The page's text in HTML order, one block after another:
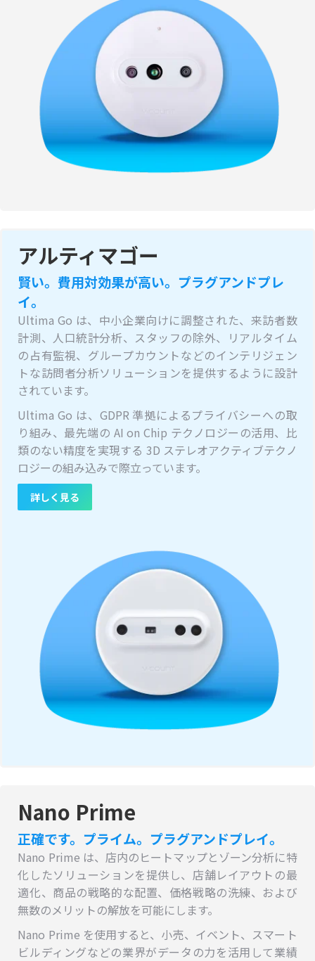
アルティマゴー
賢い。費用対効果が高い。プラグアンドプレ
イ。
Ultima Go は、中小企業向けに調整された、来訪者数
計測、人口統計分析、スタッフの除外、リアルタイム
の占有監視、グループカウントなどのインテリジェン
トな訪問者分析ソリューションを提供するように設計
されています。
Ultima Go は、GDPR 準拠によるプライバシーへの取
り組み、最先端の AI on Chip テクノロジーの活用、比
類のない精度を実現する 3D ステレオアクティブテクノ
ロジーの組み込みで際立っています。
詳しく見る
Nano Prime
正確です。プライム。プラグアンドプレイ。
Nano Prime は、店内のヒートマップとゾーン分析に特
化したソリューションを提供し、店舗レイアウトの最
適化、商品の戦略的な配置、価格戦略の洗練、および
無数のメリットの解放を可能にします。
Nano Prime を使用すると、小売、イベント、スマート
ビルディングなどの業界がデータの力を活用して業績